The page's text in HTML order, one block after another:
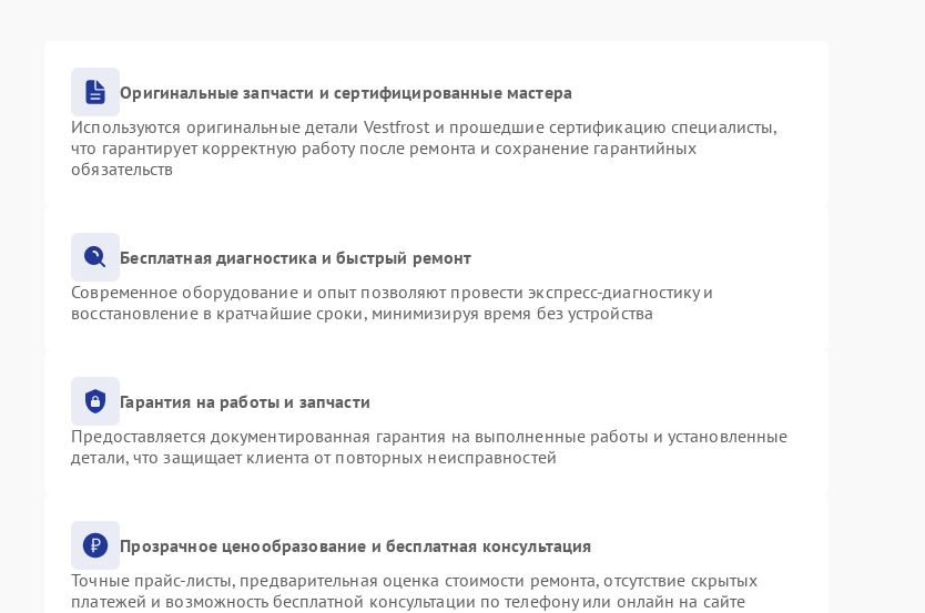
Оригинальные запчасти и сертифицированные мастера
Используются оригинальные детали Vestfrost и прошедшие сертификацию специалисты,
что гарантирует корректную работу после ремонта и сохранение гарантийных
обязательств
Бесплатная диагностика и быстрый ремонт
Современное оборудование и опыт позволяют провести экспресс-диагностику и
восстановление в кратчайшие сроки, минимизируя время без устройства
Гарантия на работы и запчасти
Предоставляется документированная гарантия на выполненные работы и установленные
детали, что защищает клиента от повторных неисправностей
Прозрачное ценообразование и бесплатная консультация
Точные прайс-листы, предварительная оценка стоимости ремонта, отсутствие скрытых
платежей и возможность бесплатной консультации по телефону или онлайн на сайте